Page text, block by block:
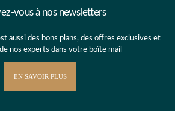
vous à nos newsletters
aussi des bons plans, des offres exclusives et
nos experts dans votre boîte mail
EN SAVOIR PLUS